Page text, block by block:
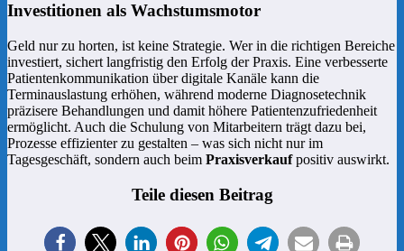
Investitionen als Wachstumsmotor
Geld nur zu horten, ist keine Strategie. Wer in die richtigen Bereiche
investiert, sichert langfristig den Erfolg der Praxis. Eine verbesserte
Patientenkommunikation über digitale Kanäle kann die
Terminauslastung erhöhen, während moderne Diagnosetechnik
präzisere Behandlungen und damit höhere Patientenzufriedenheit
ermöglicht. Auch die Schulung von Mitarbeitern trägt dazu bei,
Prozesse effizienter zu gestalten – was sich nicht nur im
Tagesgeschäft, sondern auch beim Praxisverkaufpositiv auswirkt.
Teile diesen Beitrag
1